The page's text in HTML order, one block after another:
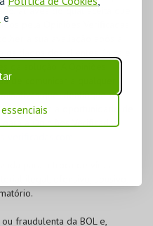
e
através do qual aceita que
pela Opiniões Verificadas
a sua avaliação após a
da solução. A Opiniões
de comunicar a qualquer
que identifique o
cliente tem a oportunidade de
a Opiniões Verificadas
para a troca de vírus
ilegal, ofensivo, abusivo,
fraudulenta da BOLe,